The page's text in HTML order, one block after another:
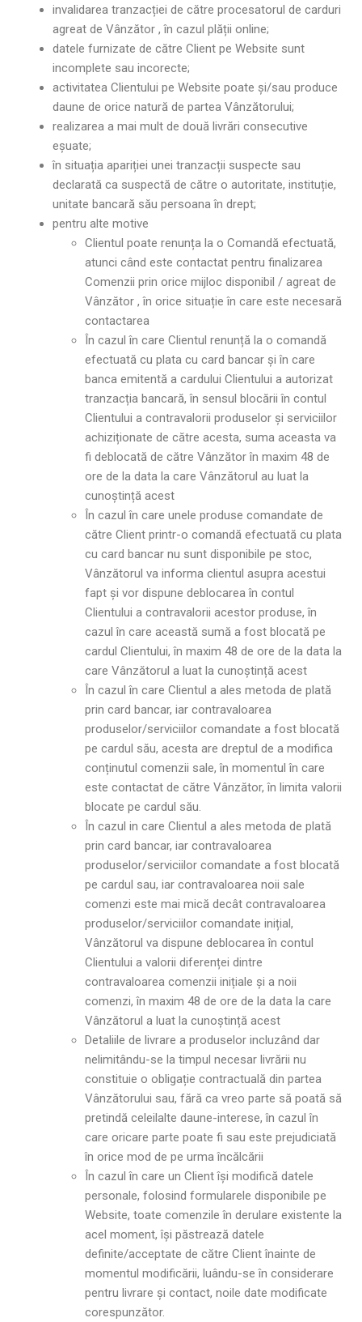
invalidarea tranzacției de către procesatorul de carduri
agreat de Vânzător , în cazul plății online;
datele furnizate de către Client pe Website sunt
incomplete sau incorecte;
activitatea Clientului pe Website poate și/sau produce
daune de orice natură de partea Vânzătorului;
realizarea a mai mult de două livrări consecutive
eșuate;
în situația apariției unei tranzacții suspecte sau
declarată ca suspectă de către o autoritate, instituție,
unitate bancară său persoana în drept;
pentru alte motive
Clientul poate renunța la o Comandă efectuată,
atunci când este contactat pentru finalizarea
Comenzii prin orice mijloc disponibil / agreat de
Vânzător , în orice situație în care este necesară
contactarea
În cazul în care Clientul renunță la o comandă
efectuată cu plata cu card bancar și în care
banca emitentă a cardului Clientului a autorizat
tranzacția bancară, în sensul blocării în contul
Clientului a contravalorii produselor și serviciilor
achiziționate de către acesta, suma aceasta va
fi deblocată de către Vânzător în maxim 48 de
ore de la data la care Vânzătorul au luat la
cunoștință acest
În cazul în care unele produse comandate de
către Client printr-o comandă efectuată cu plata
cu card bancar nu sunt disponibile pe stoc,
Vânzătorul va informa clientul asupra acestui
fapt și vor dispune deblocarea în contul
Clientului a contravalorii acestor produse, în
cazul în care această sumă a fost blocată pe
cardul Clientului, în maxim 48 de ore de la data la
care Vânzătorul a luat la cunoștință acest
În cazul în care Clientul a ales metoda de plată
prin card bancar, iar contravaloarea
produselor/serviciilor comandate a fost blocată
pe cardul său, acesta are dreptul de a modifica
conținutul comenzii sale, în momentul în care
este contactat de către Vânzător, în limita valorii
blocate pe cardul său.
În cazul in care Clientul a ales metoda de plată
prin card bancar, iar contravaloarea
produselor/serviciilor comandate a fost blocată
pe cardul sau, iar contravaloarea noii sale
comenzi este mai mică decât contravaloarea
produselor/serviciilor comandate inițial,
Vânzătorul va dispune deblocarea în contul
Clientului a valorii diferenței dintre
contravaloarea comenzii inițiale și a noii
comenzi, în maxim 48 de ore de la data la care
Vânzătorul a luat la cunoștință acest
Detaliile de livrare a produselor incluzând dar
nelimitându-se la timpul necesar livrării nu
constituie o obligație contractuală din partea
Vânzătorului sau, fără ca vreo parte să poată să
pretindă celeilalte daune-interese, în cazul în
care oricare parte poate fi sau este prejudiciată
în orice mod de pe urma încălcării
În cazul în care un Client își modifică datele
personale, folosind formularele disponibile pe
Website, toate comenzile în derulare existente la
acel moment, își păstrează datele
definite/acceptate de către Client înainte de
momentul modificării, luându-se în considerare
pentru livrare și contact, noile date modificate
corespunzător.